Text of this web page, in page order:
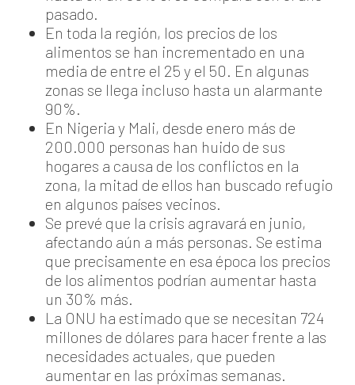
pasado.
En toda la región, los precios de los
alimentos se han incrementado en una
media de entre el 25 y el 50. En algunas
zonas se llega incluso hasta un alarmante
90%.
En Nigeria y Mali, desde enero más de
200.000 personas han huido de sus
hogares a causa de los conflictos en la
zona, la mitad de ellos han buscado refugio
en algunos países vecinos.
Se prevé que la crisis agravará en junio,
afectando aún a más personas. Se estima
que precisamente en esa época los precios
de los alimentos podrían aumentar hasta
un 30% más.
La ONU ha estimado que se necesitan 724
millones de dólares para hacer frente a las
necesidades actuales, que pueden
aumentar en las próximas semanas.